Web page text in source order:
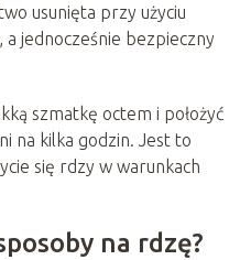
usunięta przy użyciu
a jednocześnie bezpieczny
szmatkę octem i położyć
na kilka godzin. Jest to
się rdzy w warunkach
na rdzę?